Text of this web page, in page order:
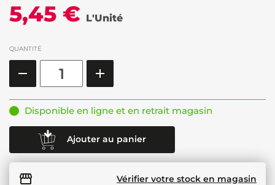
5,45 € L'Unité
QUANTITÉ
Disponible en ligne et en retrait magasin
Ajouter au panier
Vérifier votre stock en magasin